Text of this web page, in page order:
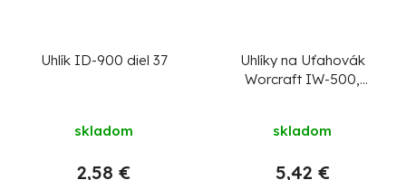
Uhlík ID-900 diel 37
skladom
2,58 €
Uhlíky na Uťahovák
Worcraft IW-500,
skladom
5,42 €